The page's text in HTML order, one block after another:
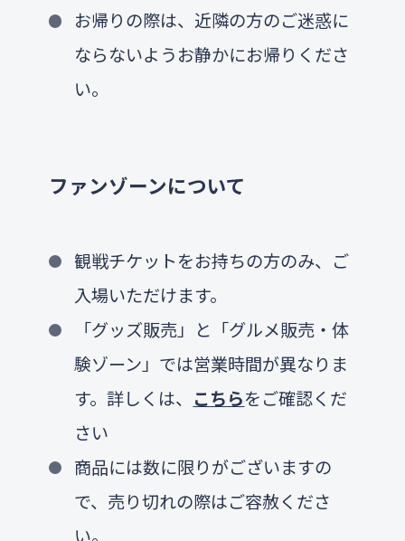
お帰りの際は、近隣の方のご迷惑に
ならないようお静かにお帰りくださ
い。
ファンゾーンについて
観戦チケットをお持ちの方のみ、ご
入場いただけます。
「グッズ販売」と「グルメ販売・体
験ゾーン」では営業時間が異なりま
す。詳しくは、 こちらをご確認くだ
さい
商品には数に限りがございますの
で、売り切れの際はご容赦くださ
い。